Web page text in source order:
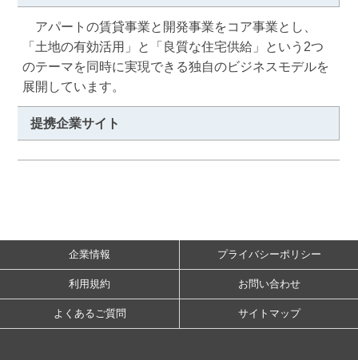
アパートの賃貸事業と開発事業をコア事業とし、
「土地の有効活用」と「良質な住宅供給」という2つ
のテーマを同時に実現できる独自のビジネスモデルを
展開しています。
提携企業サイト
企業情報 プライバシーポリシー
利用規約 お問い合わせ
よくあるご質問 サイトマップ